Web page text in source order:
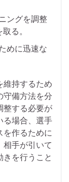
ングを調整
る。
めに迅速な
維持するため
守備方法を分
整する必要が
る場合、選手
を作るために
相手が引いて
を行うこと